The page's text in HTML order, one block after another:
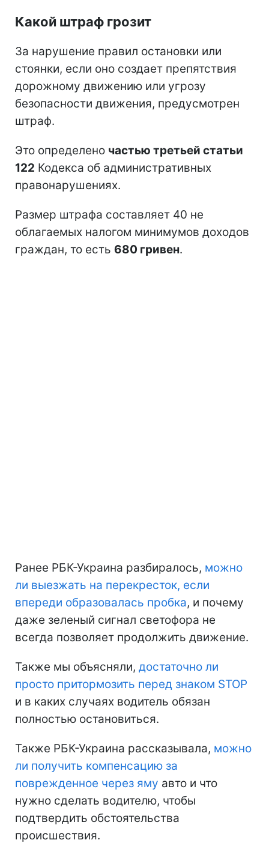
Какой штраф грозит
За нарушение правил остановки или
стоянки, если оно создает препятствия
дорожному движению или угрозу
безопасности движения, предусмотрен
штраф.
Это определено частью третьей статьи
122 Кодекса об административных
правонарушениях.
Размер штрафа составляет 40 не
облагаемых налогом минимумов доходов
граждан, то есть 680 гривен.
Ранее РБК-Украина разбиралось, можно
ли выезжать на перекресток, если
впереди образовалась пробка, и почему
даже зеленый сигнал светофора не
всегда позволяет продолжить движение.
Также мы объясняли, достаточно ли
просто притормозить перед знаком STOP
и в каких случаях водитель обязан
полностью остановиться.
Также РБК-Украина рассказывала, можно
ли получить компенсацию за
поврежденное через яму авто и что
нужно сделать водителю, чтобы
подтвердить обстоятельства
происшествия.